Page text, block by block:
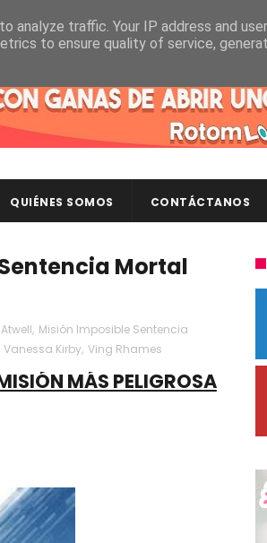
QUIÉNES SOMOS CONTÁCTANOS
Mortal
, Misión Imposible Sentencia
Vanessa Kirby, Ving Rhames
MÁS PELIGROSA
analyze traffic. Your IP address and
to ensure quality of service,